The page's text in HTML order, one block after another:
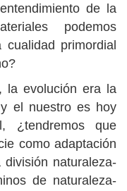
de la
podemos
primordial
la evolución era la
el nuestro es hoy
¿tendremos que
como adaptación
naturaleza-
de naturaleza-